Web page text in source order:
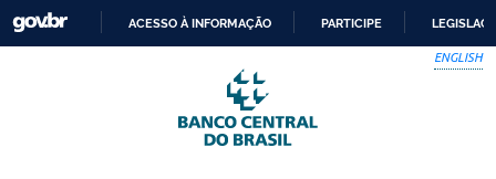
Skip to main content
PARA
O
CONTEÚDO
ACESSO À INFORMAÇÃO PARTICIPE
ENGLISH